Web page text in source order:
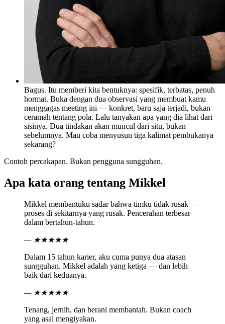
Bagus. Itu memberi kita bentuknya: spesifik, terbatas, penuh
hormat. Buka dengan dua observasi yang membuat kamu
menggagas meeting ini — konkret, baru saja terjadi, bukan
ceramah tentang pola. Lalu tanyakan apa yang dia lihat dari
sisinya. Dua tindakan akan muncul dari situ, bukan
sebelumnya. Mau coba menyusun tiga kalimat pembukanya
sekarang?
Contoh percakapan. Bukan pengguna sungguhan.
Apa kata orang tentang Mikkel
Mikkel membantuku sadar bahwa timku tidak rusak —
proses di sekitarnya yang rusak. Pencerahan terbesar
dalam bertahun-tahun.
— ★★★★★
Dalam 15 tahun karier, aku cuma punya dua atasan
sungguhan. Mikkel adalah yang ketiga — dan lebih
baik dari keduanya.
— ★★★★★
Tenang, jernih, dan berani membantah. Bukan coach
yang asal mengiyakan.